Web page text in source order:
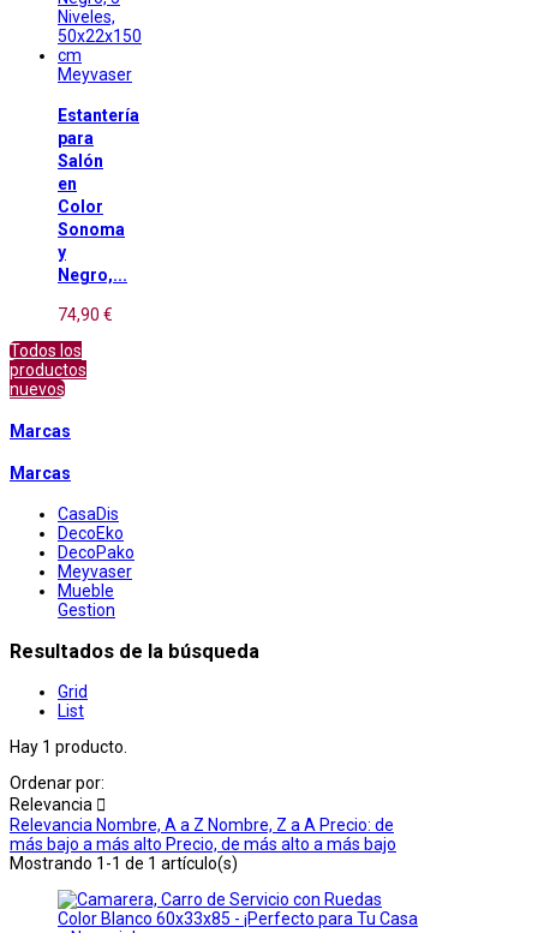
Meyvaser
Estantería
para
Salón
en
Color
Sonoma
y
Negro,...
74,90 €
Todos los
productos
nuevos
Marcas
Marcas
CasaDis
DecoEko
DecoPako
Meyvaser
Mueble
Gestion
Resultados de la búsqueda
Grid
List
Hay 1 producto.
Ordenar por:
Relevancia 
Relevancia Nombre, A a Z Nombre, Z a A Precio: de
más bajo a más alto Precio, de más alto a más bajo
Mostrando 1-1 de 1 artículo(s)